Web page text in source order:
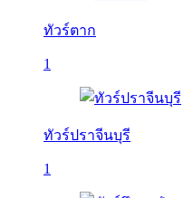
ทัวร์ตาก
1
ทัวร์ปราจีนบุรี
1